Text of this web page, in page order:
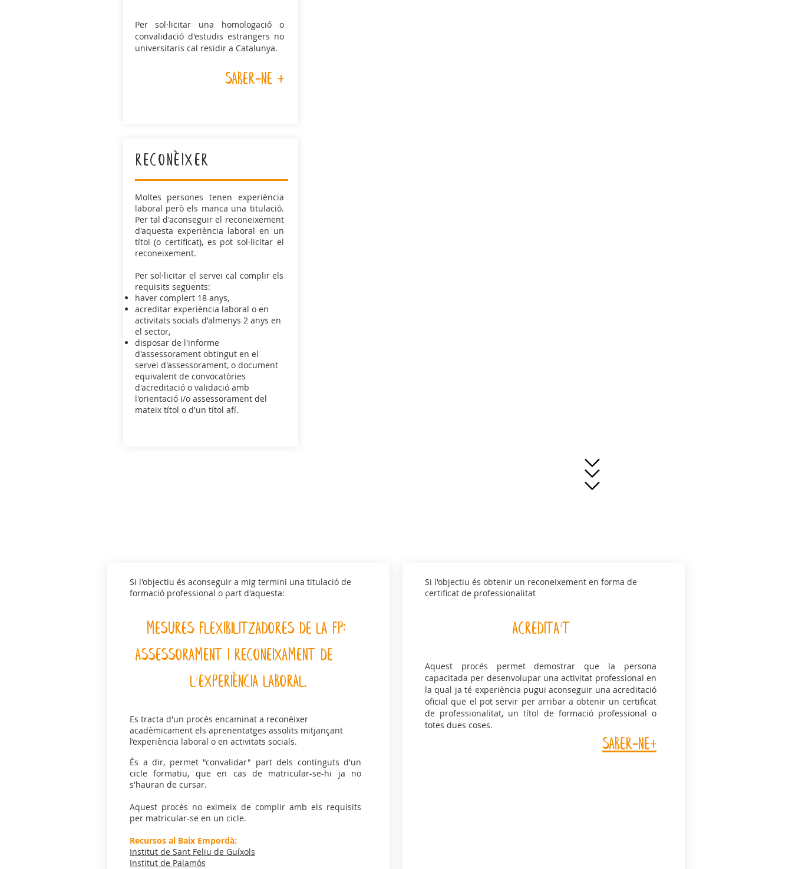
Per sol·licitar una homologació o
convalidació d'estudis estrangers no
universitaris cal residir a Catalunya.
saber-ne +
reconèixer
Moltes persones tenen experiència
laboral però els manca una titulació.
Per tal d'aconseguir el reconeixement
d'aquesta experiència laboral en un
títol (o certificat), es pot sol·licitar el
reconeixement.
Per sol·licitar el servei cal complir els
requisits següents:
haver complert 18 anys,
acreditar experiència laboral o en
activitats socials d'almenys 2 anys en
el sector,
disposar de l'informe
d'assessorament obtingut en el
servei d'assessorament, o document
equivalent de convocatòries
d'acreditació o validació amb
l'orientació i/o assessorament del
mateix títol o d'un títol afí.
Si l'objectiu és aconseguir a mig termini una titulació de
formació professional o part d'aquesta:
MESURES FLEXIBILITZADORES DE LA FP:
ASSESSORAMENT i RECONEIXAMENT DE
L'EXPERIÈNCIA LABORAL.
Es tracta d'un procés encaminat a reconèixer
acadèmicament els aprenentatges assolits mitjançant
l’experiència laboral o en activitats socials.
És a dir, permet "convalidar" part dels continguts d'un
cicle formatiu, que en cas de matricular-se-hi ja no
s'hauran de cursar.
Aquest procés no eximeix de complir amb els requisits
per matricular-se en un cicle.
Recursos al Baix Empordà:
Institut de Sant Feliu de Guíxols
Institut de Palamós
Si l'objectiu és obtenir un reconeixement en forma de
certificat de professionalitat
ACREDITA'T
Aquest procés permet demostrar que la persona
capacitada per desenvolupar una activitat professional en
la qual ja té experiència pugui aconseguir una acreditació
oficial que el pot servir per arribar a obtenir un certificat
de professionalitat, un títol de formació professional o
totes dues coses.
saber-ne+